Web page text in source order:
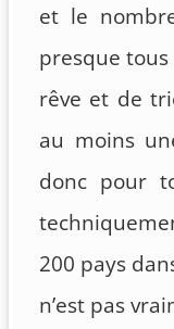
et le
presque
rêve et de
au moins
donc pour
200 pays
n’est pas